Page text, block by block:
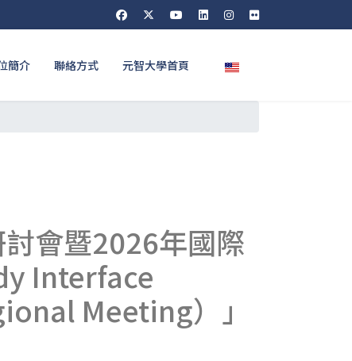
簡介 聯絡方式 元智大學首頁 選擇你的語言
會暨2026年國際
Interface
Meeting）」